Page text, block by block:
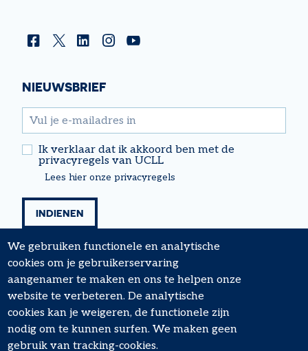
NIEUWSBRIEF
email
Ik verklaar dat ik akkoord ben met de
privacyregels van UCLL
Lees hier onze privacyregels
FOOTER
Algemene voorwaarden
We gebruiken functionele en analytische
cookies om je gebruikerservaring
aangenamer te maken en ons te helpen onze
website te verbeteren. De analytische
cookies kan je weigeren, de functionele zijn
nodig om te kunnen surfen. We maken geen
gebruik van tracking-cookies.